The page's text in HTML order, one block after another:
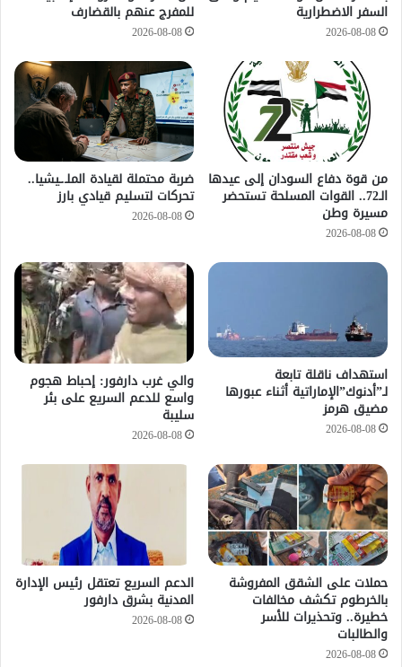
السفر الاضطرارية
2026-08-08
للمفرج عنهم بالقضارف
2026-08-08
من قوة دفاع السودان إلى عيدها
الـ72.. القوات المسلحة تستحضر
مسيرة وطن
2026-08-08
ضربة محتملة لقيادة الملـ.ـيشيا..
تحركات لتسليم قيادي بارز
2026-08-08
استهداف ناقلة تابعة
لـ”أدنوك”الإماراتية أثناء عبورها
مضيق هرمز
2026-08-08
والي غرب دارفور: إحباط هجوم
واسع للدعم السريع على بئر
سليبة
2026-08-08
حملات على الشقق المفروشة
بالخرطوم تكشف مخالفات
خطيرة.. وتحذيرات للأسر
والطالبات
2026-08-08
الدعم السريع تعتقل رئيس الإدارة
المدنية بشرق دارفور
2026-08-08